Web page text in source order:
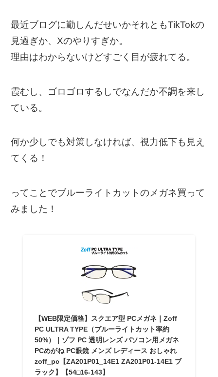
最近ブログに勤しんだせいかそれともTikTokの
見過ぎか、Xのやりすぎか。
理由はわからないけどすごく目が疲れてる。
霞むし、ゴロゴロするしでなんだか不調を来し
ている。
何か少しでも対策しなければ、視力低下も見え
てくる！
ってことでブルーライトカットのメガネ買って
みました！
【WEB限定価格】スクエア型 PCメガネ｜Zoff
PC ULTRA TYPE（ブルーライトカット率約
50%）｜ゾフ PC 透明レンズ パソコン用メガネ
PCめがね PC眼鏡 メンズ レディース おしゃれ
zoff_pc【ZA201P01_14E1 ZA201P01-14E1 ブ
ラック】【54□16-143】